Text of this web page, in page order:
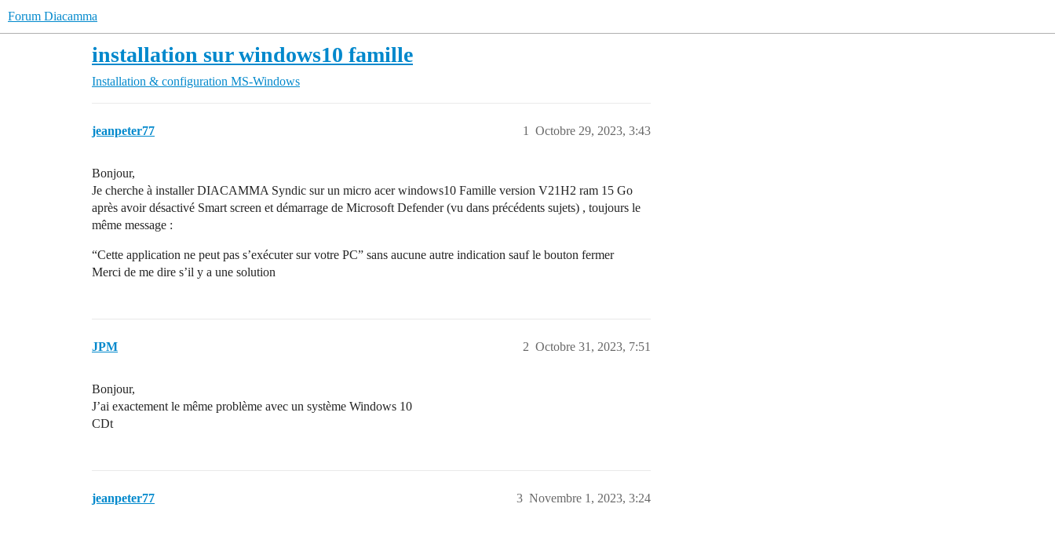
Forum Diacamma
installation sur windows10 famille
Installation & configuration MS-Windows
jeanpeter77 Octobre 29, 2023, 3:43
1
Bonjour,
Je cherche à installer DIACAMMA Syndic sur un micro acer windows10 Famille version V21H2 ram 15 Go
après avoir désactivé Smart screen et démarrage de Microsoft Defender (vu dans précédents sujets) , toujours le
même message :
“Cette application ne peut pas s’exécuter sur votre PC” sans aucune autre indication sauf le bouton fermer
Merci de me dire s’il y a une solution
JPM Octobre 31, 2023, 7:51
2
Bonjour,
J’ai exactement le même problème avec un système Windows 10
CDt
jeanpeter77 Novembre 1, 2023, 3:24
3